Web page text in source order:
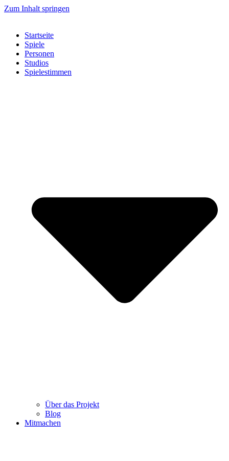
Zum Inhalt springen
Startseite
Spiele
Personen
Studios
Spielestimmen
Über das Projekt
Blog
Mitmachen